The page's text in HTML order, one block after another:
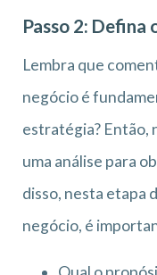
Passo 2: Defina
Lembra que
negócio é
estratégia? Então,
uma análise para
disso, nesta etapa
negócio, é